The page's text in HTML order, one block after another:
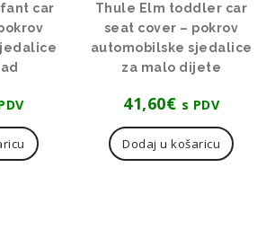
car
Thule Elm toddler car
seat cover – pokrov
automobilske sjedalice
za malo dijete
41,60€ s PDV
Dodaj u košaricu